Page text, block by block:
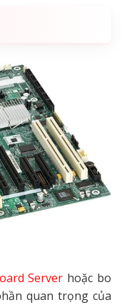
Server hoặc bo
quan trọng của